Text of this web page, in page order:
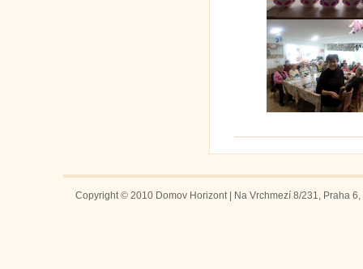
Copyright © 2010 Domov Horizont | Na Vrchmezí 8/231, Praha